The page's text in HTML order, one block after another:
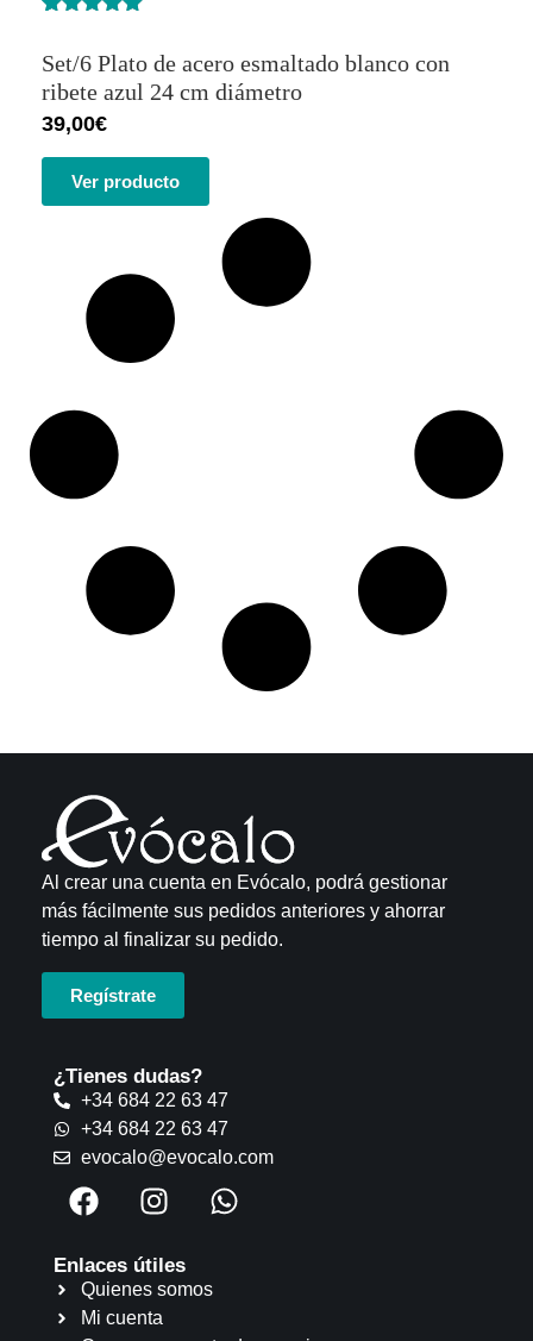
5 en base
a
valoracione
s de
Set/6 Plato de acero esmaltado blanco con
ribete azul 24 cm diámetro
39,00€
Ver producto
Al crear una cuenta en Evócalo, podrá gestionar
más fácilmente sus pedidos anteriores y ahorrar
tiempo al finalizar su pedido.
Regístrate
¿Tienes dudas?
+34 684 22 63 47
+34 684 22 63 47
evocalo@evocalo.com
Enlaces útiles
Quienes somos
Mi cuenta